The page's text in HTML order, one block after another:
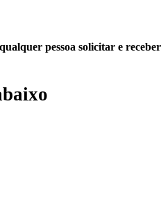
pessoa solicitar e